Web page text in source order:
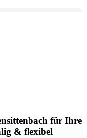
für Ihre
& flexibel